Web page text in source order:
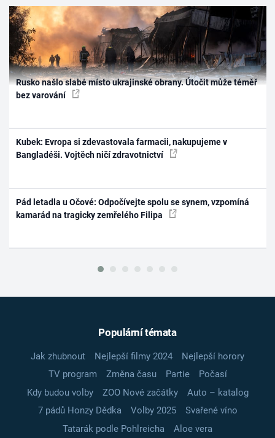
Rusko našlo slabé místo ukrajinské obrany. Útočit může téměř
bez varování
Kubek: Evropa si zdevastovala farmacii, nakupujeme v
Bangladéši. Vojtěch ničí zdravotnictví
Pád letadla u Očové: Odpočívejte spolu se synem, vzpomíná
kamarád na tragicky zemřelého Filipa
Populární témata
Jak zhubnout Nejlepší filmy 2024
Nejlepší horory
TV program
Změna času Partie
Počasí
Kdy budou volby
ZOO Nové začátky
Auto – katalog
7 pádů Honzy Dědka
Volby 2025
Svařené víno
Tatarák podle Pohlreicha
Aloe vera